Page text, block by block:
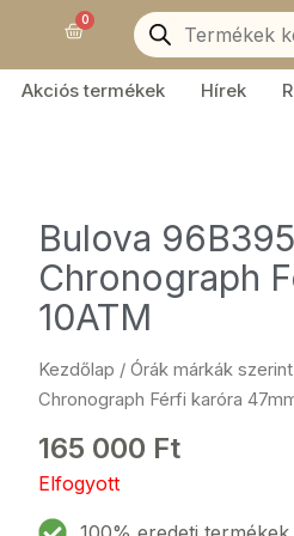
0Kosár
Products
search
Akciós termékek Hírek
Bulova
Chronograph
10ATM
Kezdőlap / Órák márkák szerint
Chronograph Férfi karóra
165 000 Ft
Elfogyott